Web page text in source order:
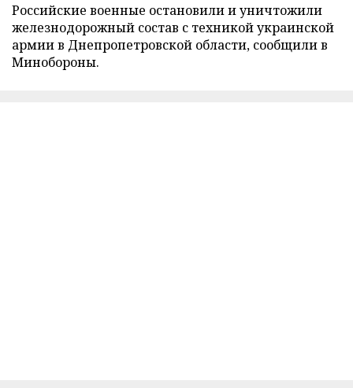
Российские военные остановили и уничтожили
железнодорожный состав с техникой украинской
армии в Днепропетровской области, сообщили в
Минобороны.